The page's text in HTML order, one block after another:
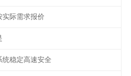
实际需求报价
统稳定高速安全